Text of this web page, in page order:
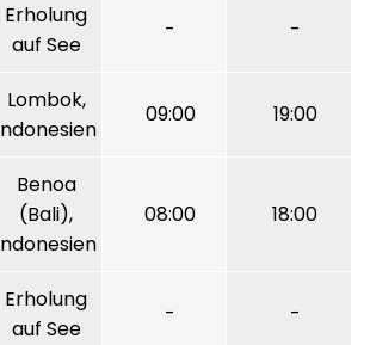
Erholung
auf See
- -
Lombok,
09:00 19:00
Benoa
(Bali),
08:00 18:00
Erholung
auf See
- -